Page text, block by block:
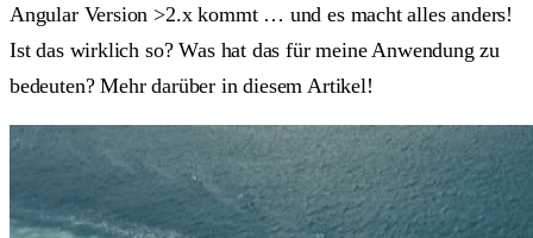
Angular Version >2.x kommt … und es macht alles anders!
Ist das wirklich so? Was hat das für meine Anwendung zu
bedeuten? Mehr darüber in diesem Artikel!